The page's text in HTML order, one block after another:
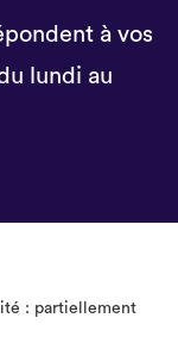
à vos
lundi au
: partiellement